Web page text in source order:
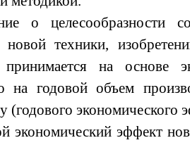
о целесообразности
новой техники,
на основе
на годовой объем
(годового экономического
экономический эффект